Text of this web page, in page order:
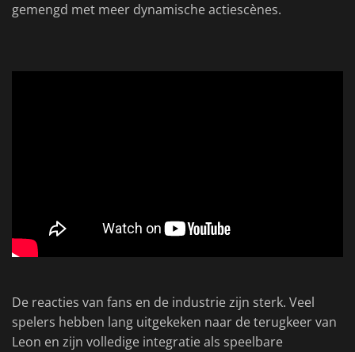
gemengd met meer dynamische actiescènes.
De reacties van fans en de industrie zijn sterk. Veel
spelers hebben lang uitgekeken naar de terugkeer van
Leon en zijn volledige integratie als speelbare